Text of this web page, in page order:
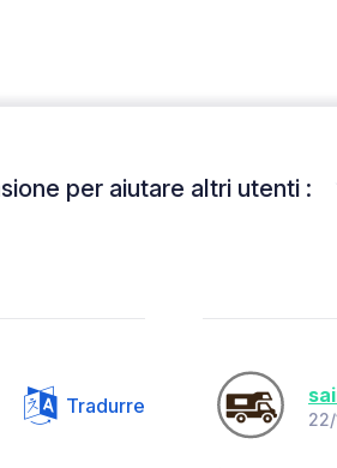
per aiutare altri utenti :
Tradurre